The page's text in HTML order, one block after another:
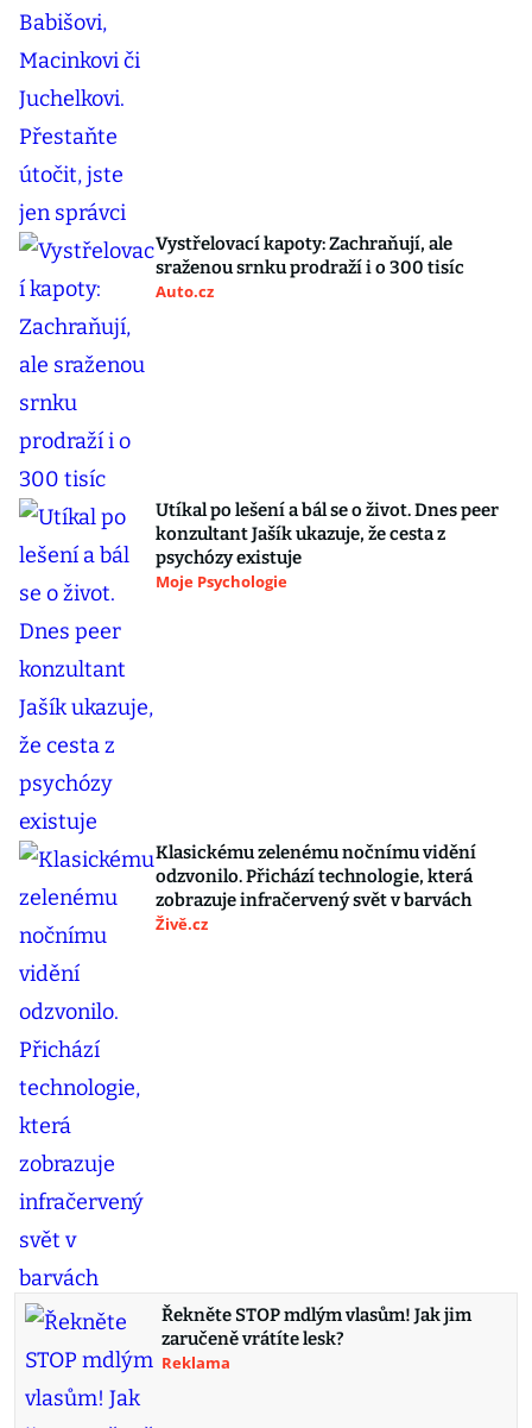
Vystřelovací kapoty: Zachraňují, ale
sraženou srnku prodraží i o 300 tisíc
Auto.cz
Utíkal po lešení a bál se o život. Dnes peer
konzultant Jašík ukazuje, že cesta z
psychózy existuje
Moje Psychologie
Klasickému zelenému nočnímu vidění
odzvonilo. Přichází technologie, která
zobrazuje infračervený svět v barvách
Živě.cz
Řekněte STOP mdlým vlasům! Jak jim
zaručeně vrátíte lesk?
Reklama